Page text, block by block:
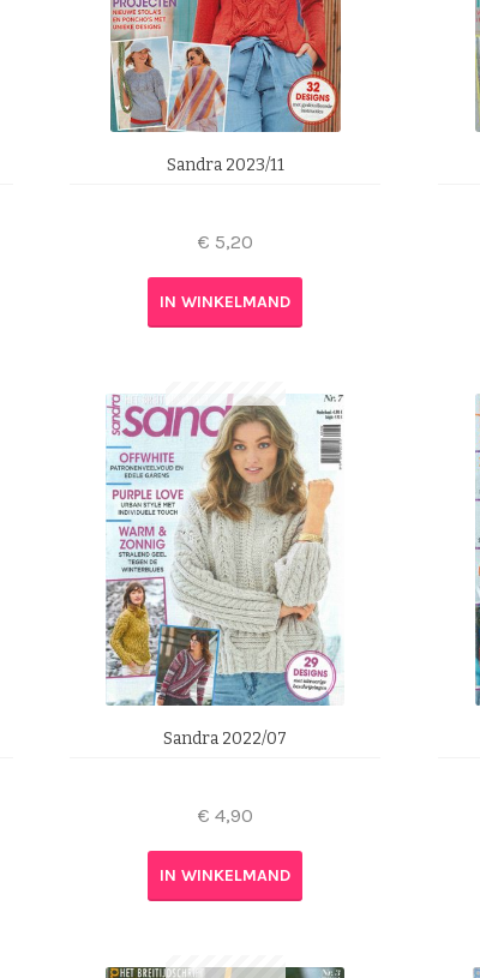
Sandra 2023/11
€ 5,20
IN WINKELMAND
Sandra 2022/07
€ 4,90
IN WINKELMAND